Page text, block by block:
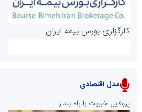
پایگاه خبری نهضت ملی مسکن
کارگزاری بورس بیمه ایران
مدل اقتصادی
پروفایل خبریت را راه بنداز